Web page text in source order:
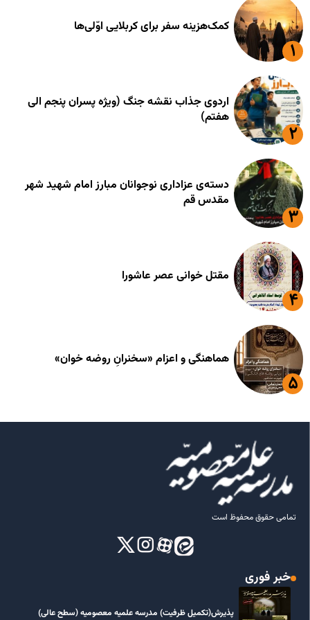
کمک‌هزینه سفر برای کربلایی اوّلی‌ها
اردوی جذاب نقشه جنگ (ویژه پسران پنجم الی
هفتم)
دسته‌ی عزاداری نوجوانان مبارز امام شهید شهر
مقدس قم
مقتل خوانی عصر عاشورا
هماهنگی و اعزام «سخنرانِ روضه خوان»
تمامی حقوق محفوظ است
خبر فوری
پذیرش(تکمیل ظرفیت) مدرسه علمیه معصومیه‌ (سطح عالی)